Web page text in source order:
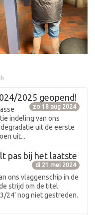
2025 geopend!
zo 18 aug 2024
indeling van ons
uit de eerste
uit...
pas bij het laatste
di 21 mei 2024
ons vlaggenschip in de
strijd om de titel
24' nog niet gestreden.